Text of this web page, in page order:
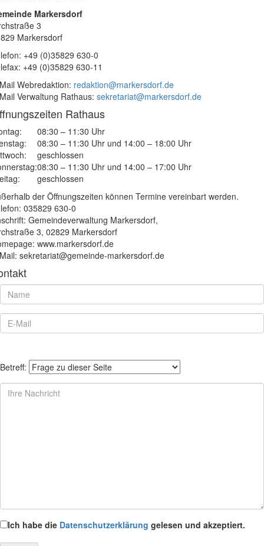
Markersdorf
3
Markersdorf
+49 (0)35829 630-0
+49 (0)35829 630-11
Webredaktion: redaktion@markersdorf.de
Verwaltung Rathaus: sekretariat@markersdorf.de
Rathaus
08:30 – 11:30 Uhr
08:30 – 11:30 Uhr und 14:00 – 18:00 Uhr
geschlossen
08:30 – 11:30 Uhr und 14:00 – 17:00 Uhr
geschlossen
der Öffnungszeiten können Termine vereinbart werden.
035829 630-0
Gemeindeverwaltung Markersdorf,
3, 02829 Markersdorf
www.markersdorf.de
sekretariat@gemeinde-markersdorf.de
Betreff:
Ich habe die Datenschutzerklärung gelesen und akzeptiert.